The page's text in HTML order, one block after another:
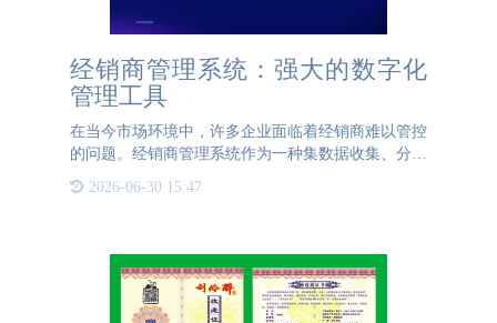
经销商管理系统：强大的数字化
管理工具
在当今市场环境中，许多企业面临着经销商难以管控
的问题。经销商管理系统作为一种集数据收集、分析
市场洞察力工具。通过该系统，品牌商可以实时掌握
2026-06-30 15:47